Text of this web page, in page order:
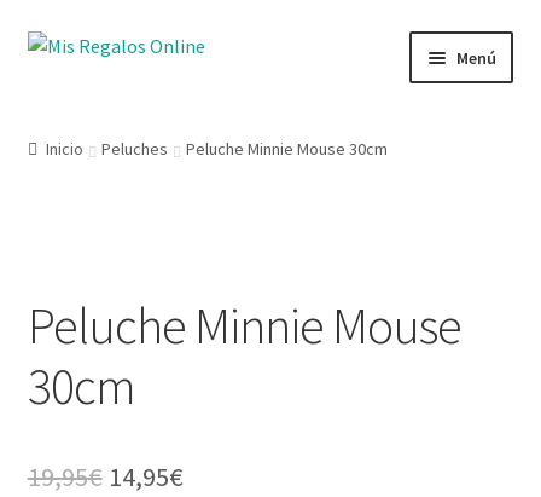
Menú
Ofertas
Novedades
Inicio Peluches Peluche Minnie Mouse 30cm
Peluche Minnie Mouse
30cm
19,95€ 14,95€